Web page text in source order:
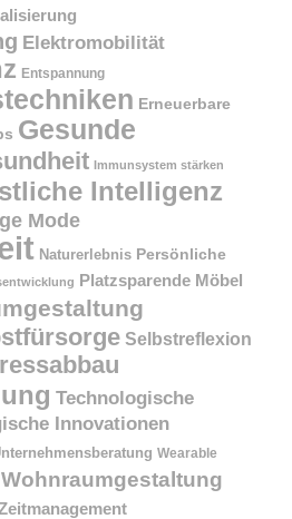
Elektromobilität
Entspannung
Erneuerbare
Gesunde
Immunsystem stärken
Intelligenz
Mode
Naturerlebnis Persönliche
Platzsparende Möbel
Selbstreflexion
Technologische
Innovationen
Wearable
Wohnraumgestaltung